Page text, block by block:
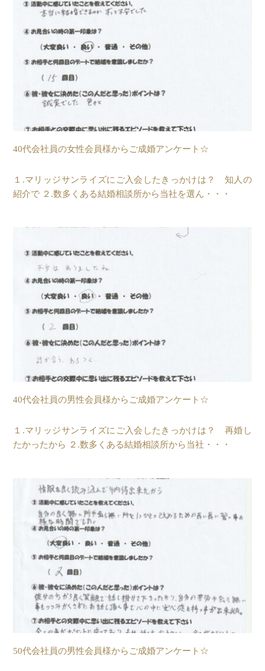
40代会社員の女性会員様からご成婚アンケート☆
１.マリッジサンライズにご入会したきっかけは？ 知人の
紹介で ２.数多くある結婚相談所から当社を選ん・・・
40代会社員の男性会員様からご成婚アンケート☆
１.マリッジサンライズにご入会したきっかけは？ 再婚し
たかったから ２.数多くある結婚相談所から当社・・・
50代会社員の男性会員様からご成婚アンケート☆